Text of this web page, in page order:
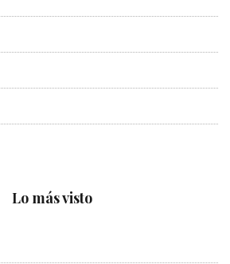
Lo más visto